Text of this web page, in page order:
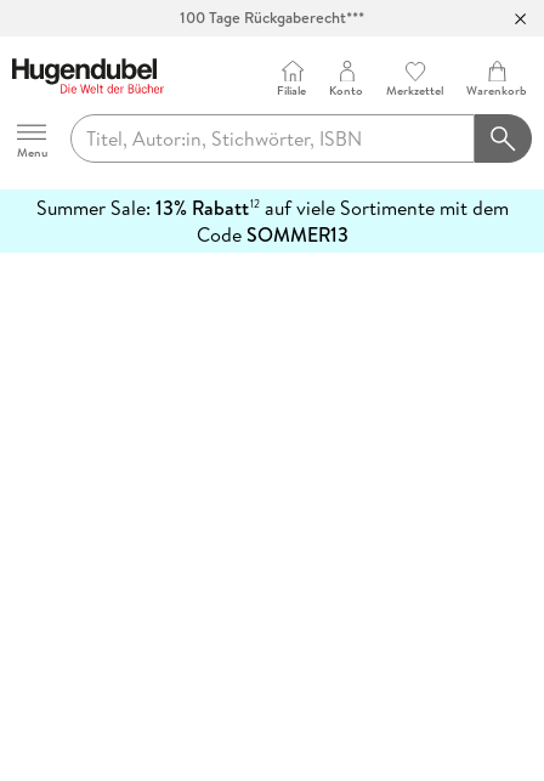
100 Tage Rückgaberecht***
Hugendubel
Menu
Filiale Konto Merkzettel Warenkorb
Summer Sale: 13% Rabatt12auf viele Sortimente mit dem
CodeSOMMER13
erfahren